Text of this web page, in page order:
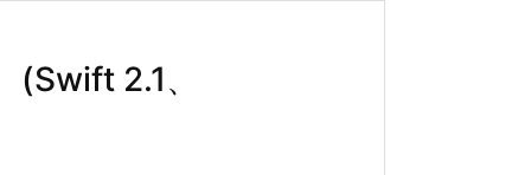
2.1、